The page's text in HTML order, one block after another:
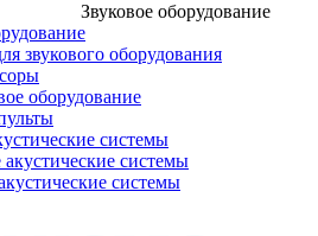
Звуковое оборудование
звукового оборудования
оборудование
системы
системы
системы